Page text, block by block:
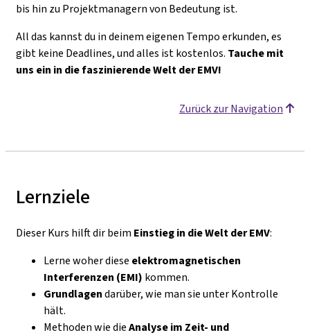
bis hin zu Projektmanagern von Bedeutung ist.
All das kannst du in deinem eigenen Tempo erkunden, es
gibt keine Deadlines, und alles ist kostenlos. Tauche mit
uns ein in die faszinierende Welt der EMV!
Zurück zur Navigation
Lernziele
Dieser Kurs hilft dir beim Einstieg in die Welt der EMV:
Lerne woher diese elektromagnetischen
Interferenzen (EMI) kommen.
Grundlagendarüber, wie man sie unter Kontrolle
hält.
Methoden wie dieAnalyse im Zeit- und